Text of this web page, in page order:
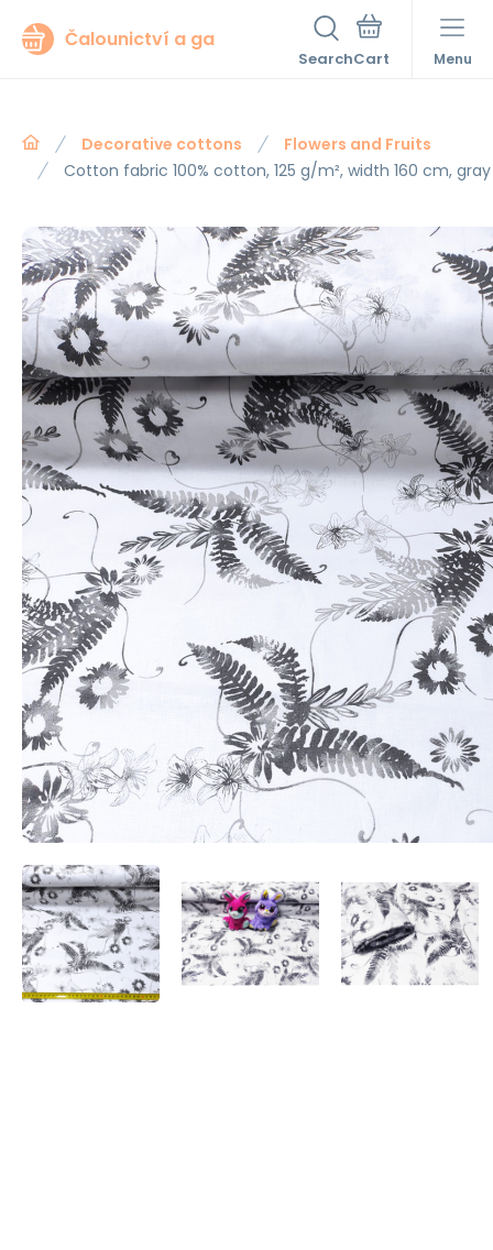
Čalounictví a ga
Search Menu
Decorative cottons
Flowers and Fruits
Cotton fabric 100% cotton, 125 g/m², width 160 cm,